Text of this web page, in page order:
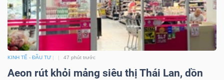
KINH TẾ - ĐẦU TƯ 47 phút trước
Aeon rút khỏi mảng siêu thị Thái Lan, dồn
NGUYÊN
VẬT
LIỆU